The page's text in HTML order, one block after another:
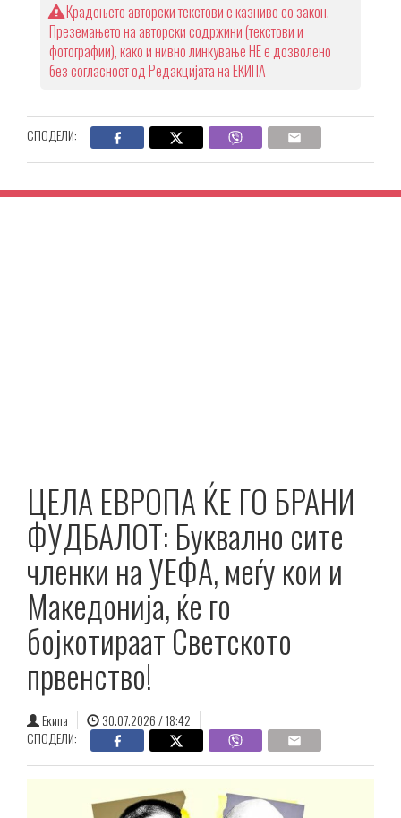
Крадењето авторски текстови е казниво со закон.
Преземањето на авторски содржини (текстови и
фотографии), како и нивно линкување НЕ е дозволено
без согласност од Редакцијата на ЕКИПА
СПОДЕЛИ:
ЦЕЛА ЕВРОПА ЌЕ ГО БРАНИ
ФУДБАЛОТ: Буквално сите
членки на УЕФА, меѓу кои и
Македонија, ќе го
бојкотираат Светското
првенство!
Екипа
30.07.2026 / 18:42
СПОДЕЛИ: